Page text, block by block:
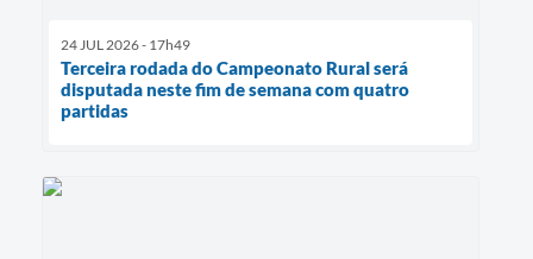
24 JUL 2026 - 17h49
Terceira rodada do Campeonato Rural será
disputada neste fim de semana com quatro
partidas